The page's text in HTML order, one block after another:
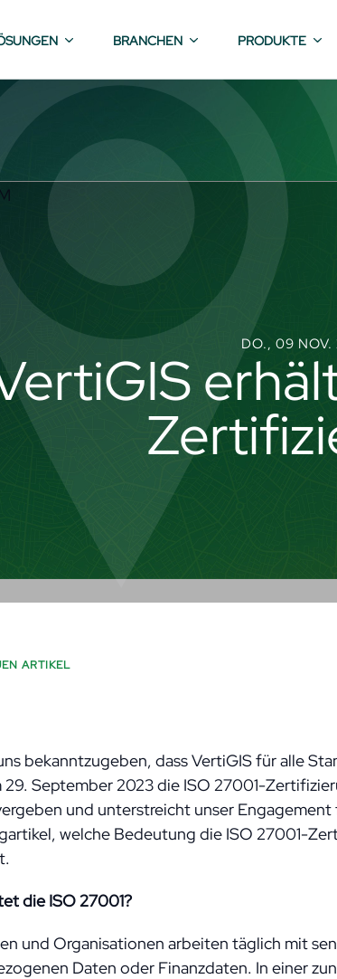
BRANCHEN PRODUKTE
DO., 09 NOV.
ARTIKEL
bekanntzugeben, dass VertiGIS für alle
29. September 2023 die ISO 27001-
und unterstreicht unser
welche Bedeutung die ISO 27001-
die ISO 27001?
und Organisationen arbeiten täglich mit
Daten oder Finanzdaten. In einer